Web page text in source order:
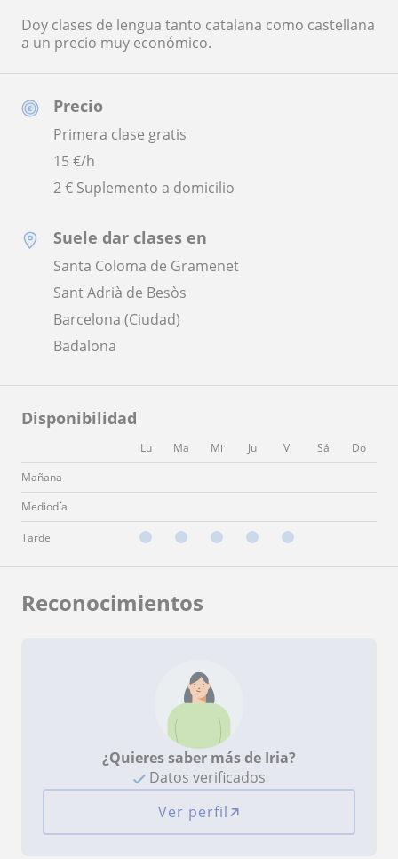
Precio
Primera clase gratis
15€/h
2 € Suplemento a domicilio
Suele dar clases en
Santa Coloma de Gramenet
Sant Adrià de Besòs
Barcelona (Ciudad)
Badalona
Disponibilidad
Lu Ma Mi Ju Vi Sá
Do
Mañana
Mediodía
Tarde
Doy clases de lengua tanto catalana como castellana
a un precio muy económico.
Reconocimientos
¿Quieres saber más de Iria?
Datos verificados
Ver perfil